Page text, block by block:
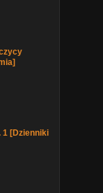
1 [Dzienniki